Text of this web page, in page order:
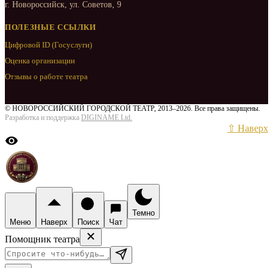
г. Новороссийск, ул. Советов, 9
ПОЛЕЗНЫЕ ССЫЛКИ
Цифровой ID (Госуслуги)
Оценка организации
Отзывы о работе театра
© НОВОРОССИЙСКИЙ ГОРОДСКОЙ ТЕАТР, 2013–2026. Все права защищены.
Разработка и поддержка DIGINAME Ltd.
⇧ Наверх
Меню Наверх Поиск Чат
Темно
Помощник театра